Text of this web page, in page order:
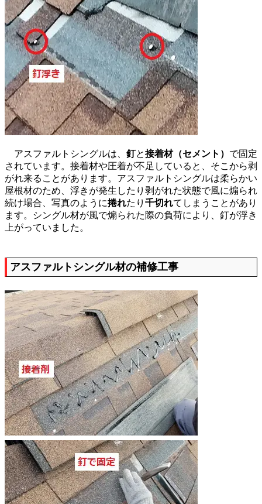
アスファルトシングルは、 釘と接着材（セメント） で固定
されています。接着材や圧着が不足していると、そこから剥
がれ来ることがあります。アスファルトシングルは柔らかい
屋根材のため、浮きが発生したり剥がれた状態で風に煽られ
続け場合、写真のように捲れたり 千切れてしまうことがあり
ます。シングル材が風で煽られた際の負荷により、釘が浮き
上がっていました。
アスファルトシングル材の補修工事